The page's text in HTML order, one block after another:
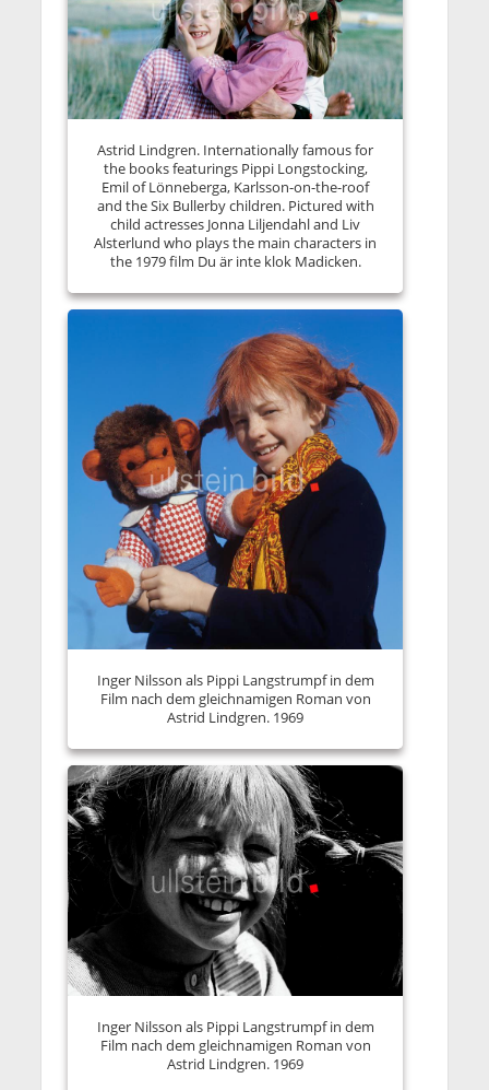
Astrid Lindgren. Internationally famous for
the books featurings Pippi Longstocking,
Emil of Lönneberga, Karlsson-on-the-roof
and the Six Bullerby children. Pictured with
child actresses Jonna Liljendahl and Liv
Alsterlund who plays the main characters in
the 1979 film Du är inte klok Madicken.
Inger Nilsson als Pippi Langstrumpf in dem
Film nach dem gleichnamigen Roman von
Astrid Lindgren. 1969
Inger Nilsson als Pippi Langstrumpf in dem
Film nach dem gleichnamigen Roman von
Astrid Lindgren. 1969